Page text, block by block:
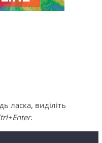
ласка, виділіть
.